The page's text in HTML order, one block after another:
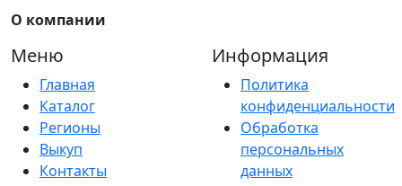
О компании
Меню
Главная
Каталог
Регионы
Выкуп
Контакты
Информация
Политика
конфиденциальности
Обработка
персональных
данных